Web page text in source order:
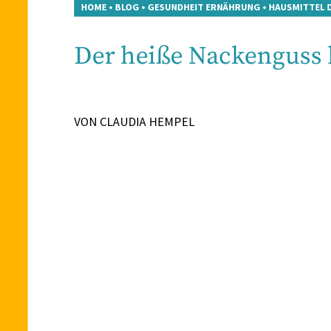
HOME • BLOG • GESUNDHEIT ERNÄHRUNG • HAUSMITTEL
Der heiße
VON CLAUDIA HEMPEL